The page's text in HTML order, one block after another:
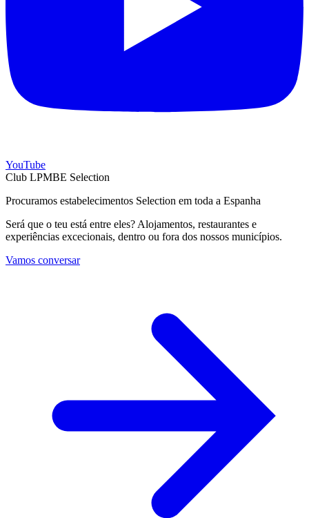
YouTube
Club LPMBE Selection
Procuramos estabelecimentos Selection em toda a Espanha
Será que o teu está entre eles? Alojamentos, restaurantes e
experiências excecionais, dentro ou fora dos nossos municípios.
Vamos conversar